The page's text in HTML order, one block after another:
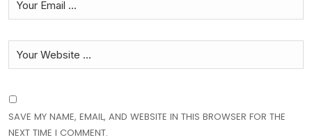
SAVE MY NAME, EMAIL, AND WEBSITE IN THIS BROWSER FOR THE
NEXT TIME I COMMENT.